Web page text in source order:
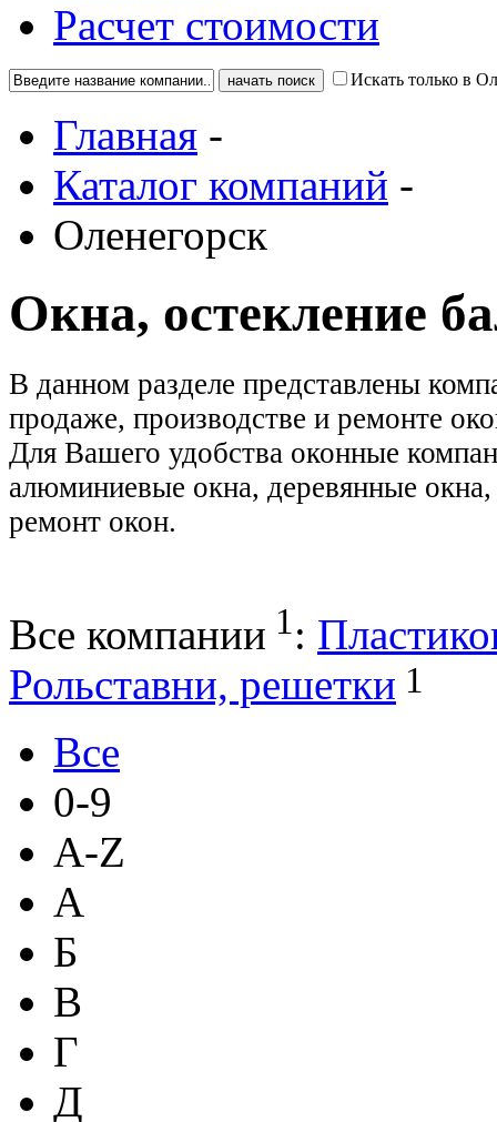
Расчет стоимости
Искать только в
Главная -
Каталог компаний -
Оленегорск
Окна, остекление
В данном разделе представлены
продаже, производстве и ремонте
Для Вашего удобства оконные
алюминиевые окна, деревянные
ремонт окон.
Все компании 1 :
Рольставни, решетки 1
Все
0-9
A-Z
А
Б
В
Г
Д